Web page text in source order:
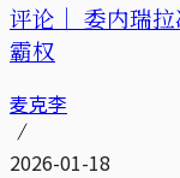
评论｜ 委内瑞
霸权
麦克李
2026-01-18